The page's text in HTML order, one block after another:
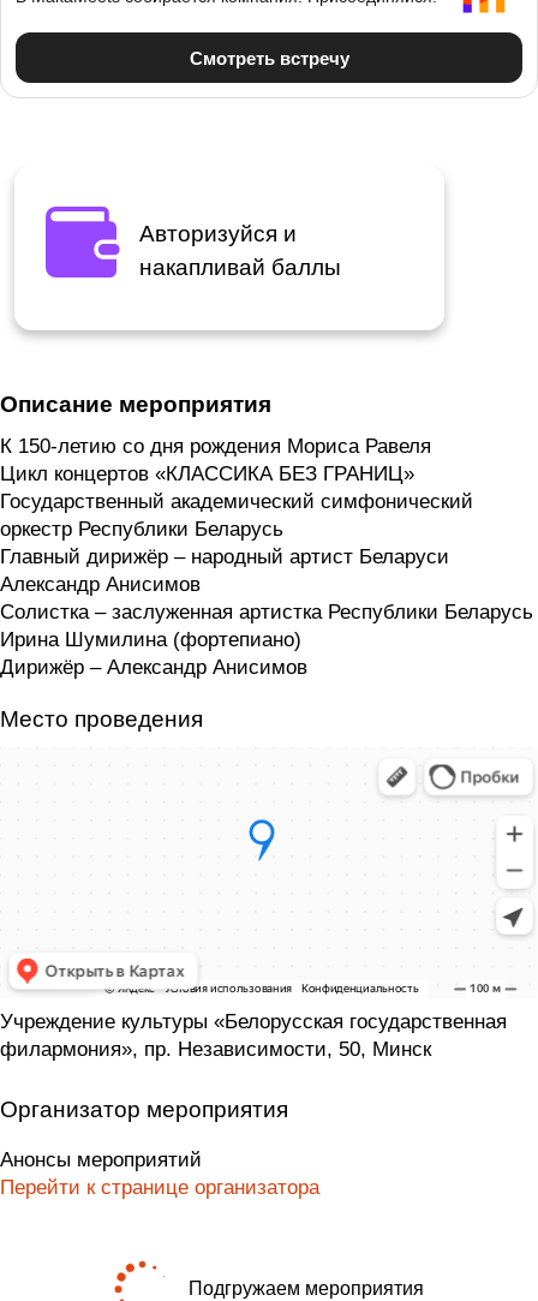
Авторизуйся и
накапливай баллы
Описание мероприятия
К 150-летию со дня рождения Мориса Равеля
Цикл концертов «КЛАССИКА БЕЗ ГРАНИЦ»
Государственный академический симфонический
оркестр Республики Беларусь
Главный дирижёр – народный артист Беларуси
Александр Анисимов
Солистка – заслуженная артистка Республики Беларусь
Ирина Шумилина (фортепиано)
Дирижёр – Александр Анисимов
Место проведения
Учреждение культуры «Белорусская государственная
филармония», пр. Независимости, 50, Минск
Организатор мероприятия
Анонсы мероприятий
Перейти к странице организатора
Подгружаем мероприятия